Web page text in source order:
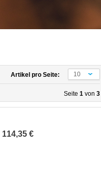
Artikel pro Seite: 10
Seite 1 von 3
114,35 €